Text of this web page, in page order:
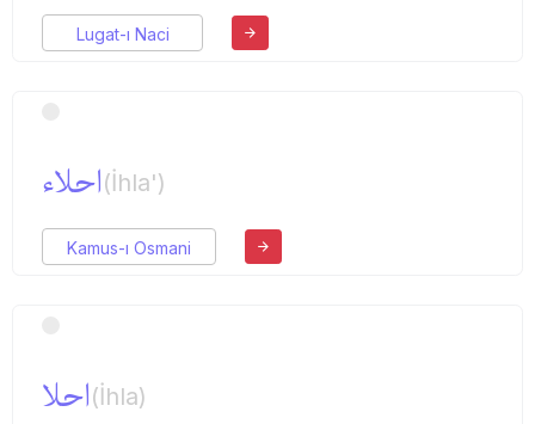
Lugat-ı Naci
احلاء(İhla')
Kamus-ı Osmani
احلا(İhla)